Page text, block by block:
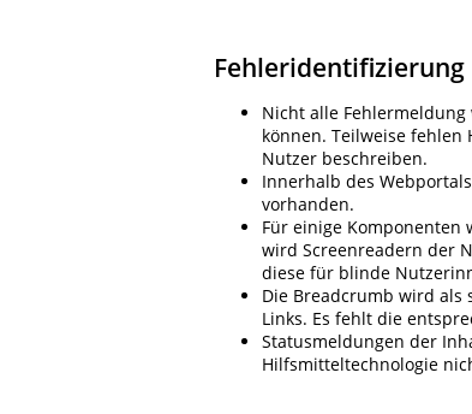
Fehleridentifizierung
Nicht alle Fehlermeldung
können. Teilweise
Nutzer beschreiben.
Innerhalb des
vorhanden.
Für einige Komponenten
wird Screenreadern der
diese für blinde
Die Breadcrumb wird als
Links. Es fehlt die
Statusmeldungen der
Hilfsmitteltechnologie